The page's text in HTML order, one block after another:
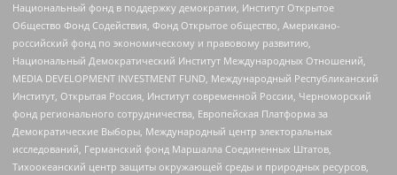
Национальный фонд в поддержку демократии, Институт Открытое
Общество Фонд Содействия, Фонд Открытое общество, Американо-
российский фонд по экономическому и правовому развитию,
Национальный Демократический Институт Международных Отношений,
MEDIA DEVELOPMENT INVESTMENT FUND, Международный Республиканский
Институт, Открытая Россия, Институт современной России, Черноморский
фонд регионального сотрудничества, Европейская Платформа за
Демократические Выборы, Международный центр электоральных
исследований, Германский фонд Маршалла Соединенных Штатов,
Тихоокеанский центр защиты окружающей среды и природных ресурсов,